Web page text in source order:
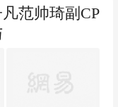
范帅琦副CP